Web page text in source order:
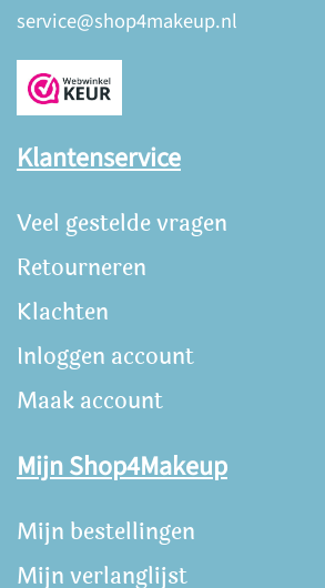
service@shop4makeup.nl
Klantenservice
Veel gestelde vragen
Retourneren
Klachten
Inloggen account
Maak account
Mijn Shop4Makeup
Mijn bestellingen
Mijn verlanglijst